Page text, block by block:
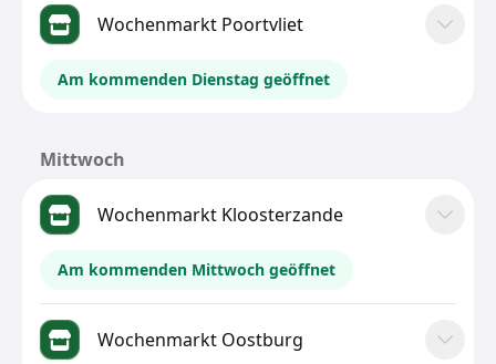
Wochenmarkt Poortvliet
Am kommenden Dienstag geöffnet
Mittwoch
Wochenmarkt Kloosterzande
Am kommenden Mittwoch geöffnet
Wochenmarkt Oostburg